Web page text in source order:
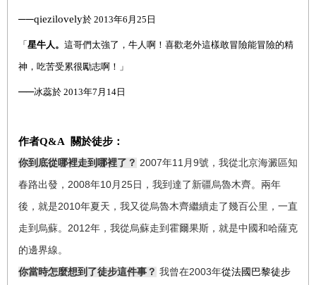
──qiezilovely於 2013年6 月25 日
「星牛人。 這哥們太強了，牛人啊！喜歡老外這樣敢冒險能冒險的精
神，吃苦受累很勵志啊！」
──冰蕊於 2013年7 月 14日
作者Q&A 關於徒步：
你到底從哪裡走到哪裡了？ 2007年11 月 9號，我從北京海澱區知
春路出發， 2008年10 月 25日，我到達了新疆烏魯木齊。兩年
後，就是2010年夏天，我又從烏魯木齊繼續走了幾百公里，一直
走到烏蘇。 2012年，我從烏蘇走到霍爾果斯，就是中國和哈薩克
的邊界線。
你當時怎麼想到了徒步這件事？ 我曾在2003年從法國巴黎徒步